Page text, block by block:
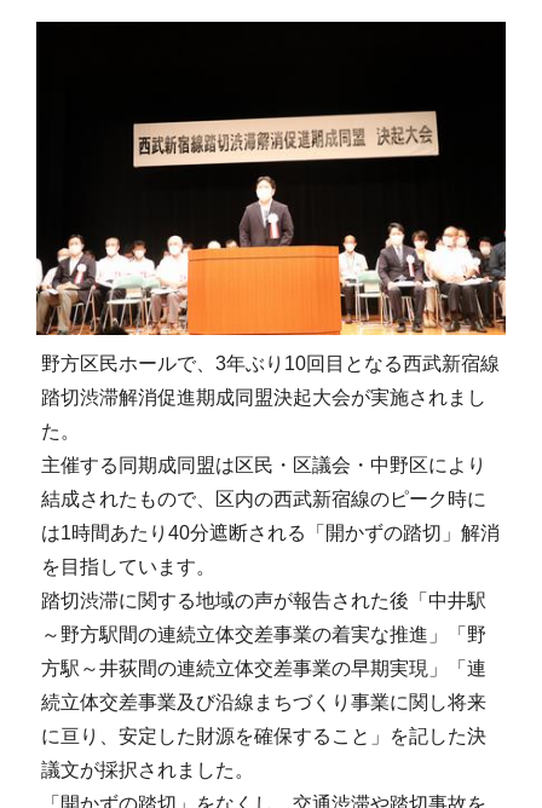
野方区民ホールで、3年ぶり10回目となる西武新宿線
踏切渋滞解消促進期成同盟決起大会が実施されまし
た。
主催する同期成同盟は区民・区議会・中野区により
結成されたもので、区内の西武新宿線のピーク時に
は1時間あたり40分遮断される「開かずの踏切」解消
を目指しています。
踏切渋滞に関する地域の声が報告された後「中井駅
～野方駅間の連続立体交差事業の着実な推進」「野
方駅～井荻間の連続立体交差事業の早期実現」「連
続立体交差事業及び沿線まちづくり事業に関し将来
に亘り、安定した財源を確保すること」を記した決
議文が採択されました。
「開かずの踏切」をなくし、交通渋滞や踏切事故を